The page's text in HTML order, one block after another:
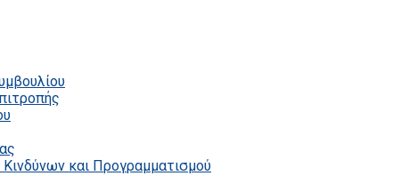
και Προγραμματισμού